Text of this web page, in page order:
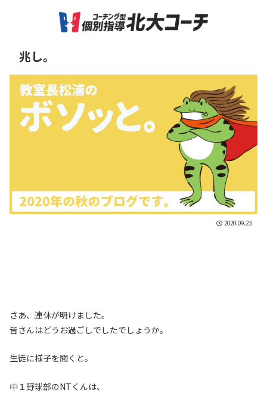
兆し。
2020.09.23
さあ、連休が明けました。
皆さんはどうお過ごしでしたでしょうか。
生徒に様子を聞くと。
中１野球部のNTくんは、